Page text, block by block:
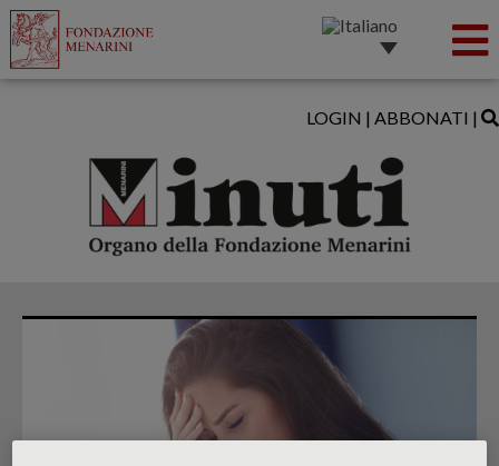
LOGIN | ABBONATI |